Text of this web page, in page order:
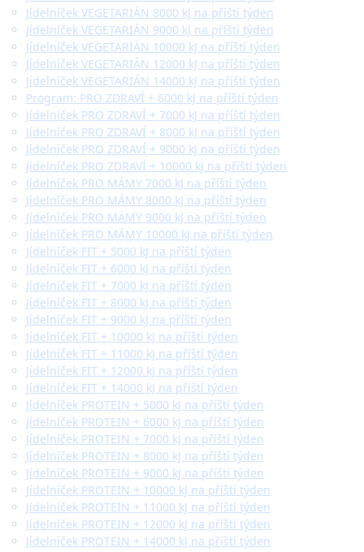
Jídelníček VEGETARIÁN 8000 kJ na příští týden
Jídelníček VEGETARIÁN 9000 kJ na příští týden
Jídelníček VEGETARIÁN 10000 kJ na příští týden
Jídelníček VEGETARIÁN 12000 kJ na příští týden
Jídelníček VEGETARIÁN 14000 kJ na příští týden
Program: PRO ZDRAVÍ + 6000 kJ na příští týden
Jídelníček PRO ZDRAVÍ + 7000 kJ na příští týden
Jídelníček PRO ZDRAVÍ + 8000 kJ na příští týden
Jídelníček PRO ZDRAVÍ + 9000 kJ na příští týden
Jídelníček PRO ZDRAVÍ + 10000 kJ na příští týden
Jídelníček PRO MÁMY 7000 kJ na příští týden
Jídelníček PRO MÁMY 8000 kJ na příští týden
Jídelníček PRO MÁMY 9000 kJ na příští týden
Jídelníček PRO MÁMY 10000 kJ na příští týden
Jídelníček FIT + 5000 kJ na příští týden
Jídelníček FIT + 6000 kJ na příští týden
Jídelníček FIT + 7000 kJ na příští týden
Jídelníček FIT + 8000 kJ na příští týden
Jídelníček FIT + 9000 kJ na příští týden
Jídelníček FIT + 10000 kJ na příští týden
Jídelníček FIT + 11000 kJ na příští týden
Jídelníček FIT + 12000 kJ na příští týden
Jídelníček FIT + 14000 kJ na příští týden
Jídelníček PROTEIN + 5000 kJ na příští týden
Jídelníček PROTEIN + 6000 kJ na příští týden
Jídelníček PROTEIN + 7000 kJ na příští týden
Jídelníček PROTEIN + 8000 kJ na příští týden
Jídelníček PROTEIN + 9000 kJ na příští týden
Jídelníček PROTEIN + 10000 kJ na příští týden
Jídelníček PROTEIN + 11000 kJ na příští týden
Jídelníček PROTEIN + 12000 kJ na příští týden
Jídelníček PROTEIN + 14000 kJ na příští týden